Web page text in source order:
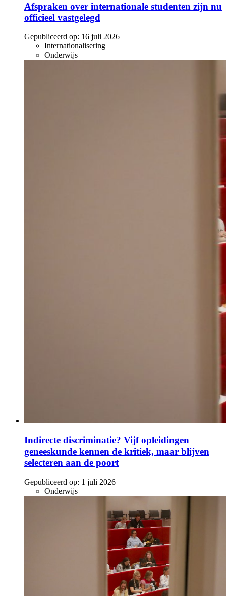
Afspraken over internationale studenten zijn nu
officieel vastgelegd
Gepubliceerd op: 16 juli 2026
Internationalisering
Onderwijs
Indirecte discriminatie? Vijf opleidingen
geneeskunde kennen de kritiek, maar blijven
selecteren aan de poort
Gepubliceerd op: 1 juli 2026
Onderwijs